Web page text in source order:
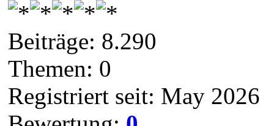
Beiträge: 8.290
Themen: 0
Registriert seit: May 2026